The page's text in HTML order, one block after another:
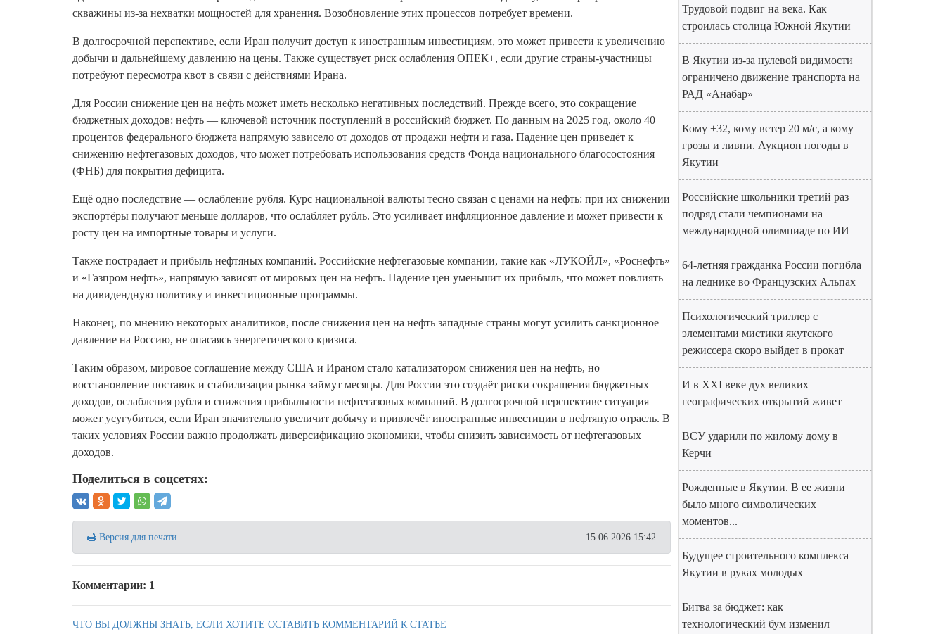
скважины из‑за нехватки мощностей для хранения. Возобновление этих процессов потребует времени.
В долгосрочной перспективе, если Иран получит доступ к иностранным инвестициям, это может привести к увеличению
добычи и дальнейшему давлению на цены. Также существует риск ослабления ОПЕК+, если другие страны‑участницы
потребуют пересмотра квот в связи с действиями Ирана.
Для России снижение цен на нефть может иметь несколько негативных последствий. Прежде всего, это сокращение
бюджетных доходов: нефть — ключевой источник поступлений в российский бюджет. По данным на 2025 год, около 40
процентов федерального бюджета напрямую зависело от доходов от продажи нефти и газа. Падение цен приведёт к
снижению нефтегазовых доходов, что может потребовать использования средств Фонда национального благосостояния
(ФНБ) для покрытия дефицита.
Ещё одно последствие — ослабление рубля. Курс национальной валюты тесно связан с ценами на нефть: при их снижении
экспортёры получают меньше долларов, что ослабляет рубль. Это усиливает инфляционное давление и может привести к
росту цен на импортные товары и услуги.
Также пострадает и прибыль нефтяных компаний. Российские нефтегазовые компании, такие как «ЛУКОЙЛ», «Роснефть»
и «Газпром нефть», напрямую зависят от мировых цен на нефть. Падение цен уменьшит их прибыль, что может повлиять
на дивидендную политику и инвестиционные программы.
Наконец, по мнению некоторых аналитиков, после снижения цен на нефть западные страны могут усилить санкционное
давление на Россию, не опасаясь энергетического кризиса.
Таким образом, мировое соглашение между США и Ираном стало катализатором снижения цен на нефть, но
восстановление поставок и стабилизация рынка займут месяцы. Для России это создаёт риски сокращения бюджетных
доходов, ослабления рубля и снижения прибыльности нефтегазовых компаний. В долгосрочной перспективе ситуация
может усугубиться, если Иран значительно увеличит добычу и привлечёт иностранные инвестиции в нефтяную отрасль. В
таких условиях России важно продолжать диверсификацию экономики, чтобы снизить зависимость от нефтегазовых
доходов.
Поделиться в соцсетях:
Версия для печати 15.06.2026 15:42
Комментарии: 1
ЧТО ВЫ ДОЛЖНЫ ЗНАТЬ, ЕСЛИ ХОТИТЕ ОСТАВИТЬ КОММЕНТАРИЙ К СТАТЬЕ
Трудовой подвиг на века. Как
строилась столица Южной Якутии
В Якутии из-за нулевой видимости
ограничено движение транспорта на
РАД «Анабар»
Кому +32, кому ветер 20 м/с, а кому
грозы и ливни. Аукцион погоды в
Якутии
Российские школьники третий раз
подряд стали чемпионами на
международной олимпиаде по ИИ
64-летняя гражданка России погибла
на леднике во Французских Альпах
Психологический триллер с
элементами мистики якутского
режиссера скоро выйдет в прокат
И в XXI веке дух великих
географических открытий живет
ВСУ ударили по жилому дому в
Керчи
Рожденные в Якутии. В ее жизни
было много символических
моментов...
Будущее строительного комплекса
Якутии в руках молодых
Битва за бюджет: как
технологический бум изменил